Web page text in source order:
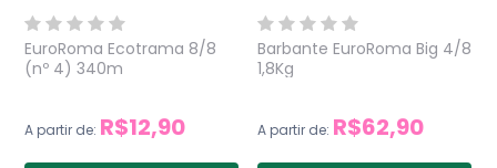
EuroRoma Ecotrama 8/8
(nº 4) 340m
A partir de: R$12,90
Barbante EuroRoma Big 4/8
1,8Kg
A partir de: R$62,90